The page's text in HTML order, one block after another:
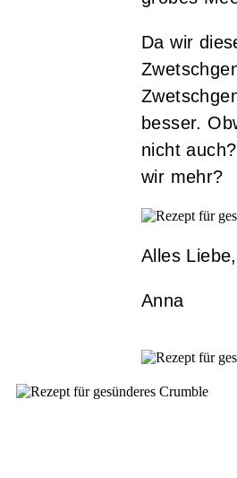
Da wir
besser.
nicht
wir mehr?
Alles Liebe,
Anna